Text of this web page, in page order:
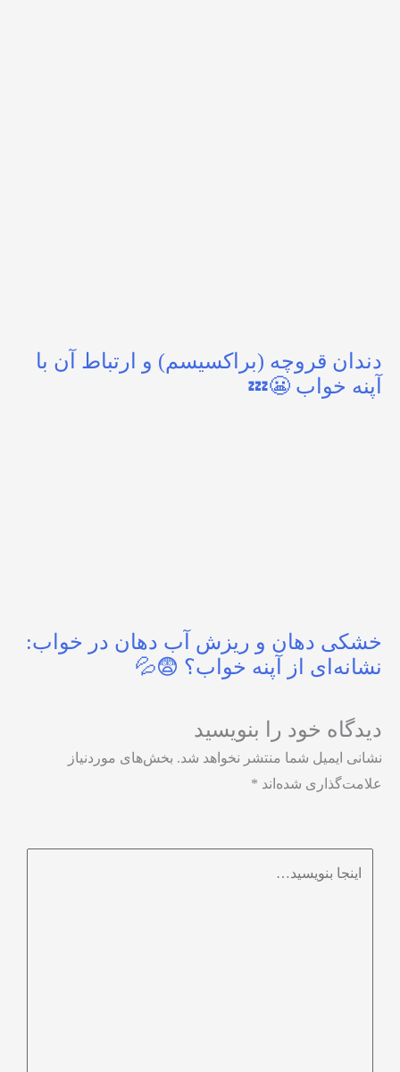
دندان قروچه (براکسیسم) و ارتباط آن با
آپنه خواب 😬💤
خشکی دهان و ریزش آب دهان در خواب:
نشانه‌ای از آپنه خواب؟ 😨💦
دیدگاه‌ خود را بنویسید
نشانی ایمیل شما منتشر نخواهد شد. بخش‌های موردنیاز
علامت‌گذاری شده‌اند *
بنویسید…